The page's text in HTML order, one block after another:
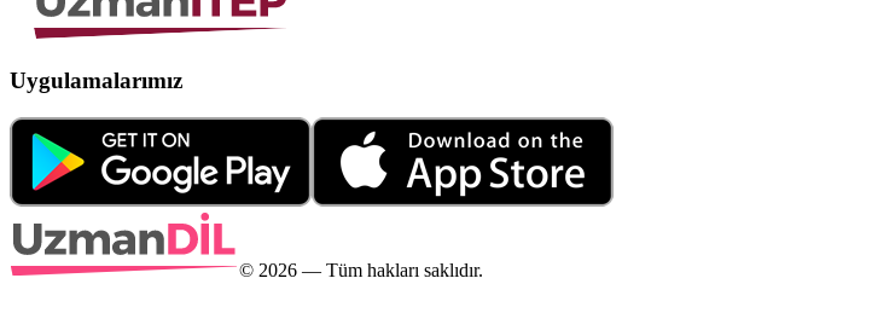
Uygulamalarımız
© 2026 — Tüm hakları saklıdır.